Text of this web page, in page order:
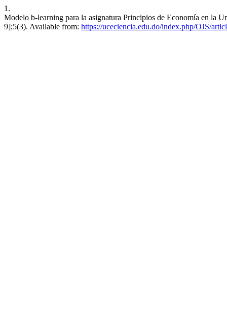
1.
Modelo b-learning para la asignatura Principios de Economía en la
9];5(3). Available from: https://uceciencia.edu.do/index.php/OJS/